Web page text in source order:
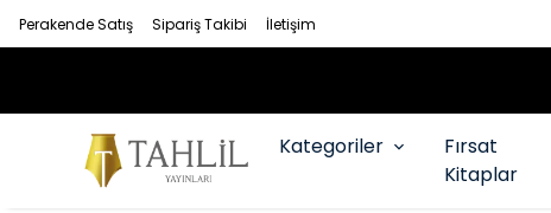
Perakende Satış Sipariş Takibi İletişim
Kategoriler
Fırsat
Kitaplar